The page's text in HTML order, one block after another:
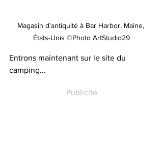
Magasin d'antiquité à Bar Harbor, Maine,
États-Unis ©Photo ArtStudio29
Entrons maintenant sur le site du
camping...
Publicité